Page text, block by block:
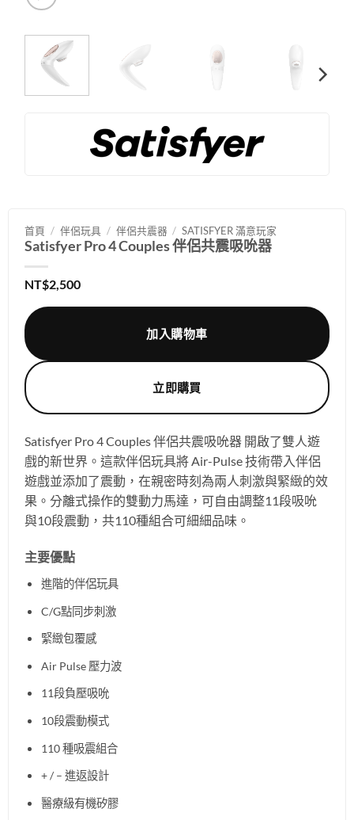
首頁 / 伴侶玩具 / 伴侶共震器 / SATISFYER 滿意玩家
Satisfyer Pro 4 Couples 伴侶共震吸吮器
NT$2,500
加入購物車
立即購買
Satisfyer Pro 4 Couples 伴侶共震吸吮器 開啟了雙人遊
戲的新世界。這款伴侶玩具將 Air-Pulse 技術帶入伴侶
遊戲並添加了震動，在親密時刻為兩人刺激與緊緻的效
果。分離式操作的雙動力馬達，可自由調整11段吸吮
與10段震動，共110種組合可細細品味。
主要優點
進階的伴侶玩具
C/G點同步刺激
緊緻包覆感
Air Pulse 壓力波
11段負壓吸吮
10段震動模式
110 種吸震組合
+ / – 進返設計
醫療級有機矽膠